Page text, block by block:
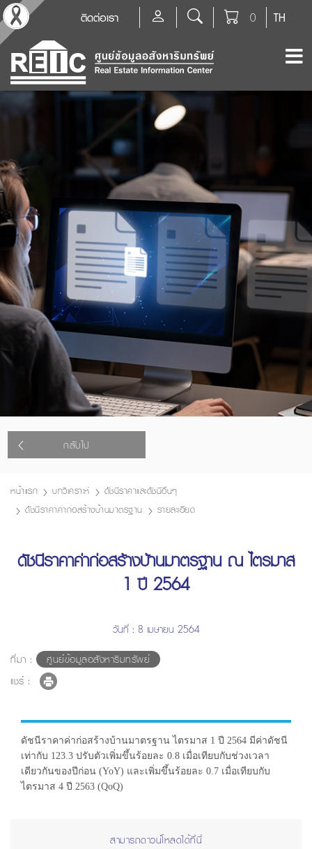
TH
0
ติดต่อเรา
กลับไป
หน้าแรก บทวิเคราะห์
ดัชนีราคาและดัชนีอื่นๆ
ดัชนีราคาค่าก่อสร้างบ้านมาตรฐาน
รายละเอียด
ดัชนีราคาค่าก่อสร้างบ้านมาตรฐาน ณ ไตรมาส
1 ปี 2564
วันที่ : 8 เมษายน 2564
ที่มา :
ศูนย์ข้อมูลอสังหาริมทรัพย์
แชร์ :
ดัชนีราคาค่าก่อสร้างบ้านมาตรฐาน ไตรมาส 1 ปี 2564 มีค่าดัชนี
เท่ากับ 123.3 ปรับตัวเพิ่มขึ้นร้อยละ 0.8 เมื่อเทียบกับช่วงเวลา
เดียวกันของปีก่อน (YoY) และเพิ่มขึ้นร้อยละ 0.7 เมื่อเทียบกับ
ไตรมาส 4 ปี 2563 (QoQ)
สามารถดาวน์โหลดได้ที่นี่